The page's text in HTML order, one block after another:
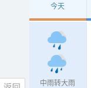
今天
中雨转大雨